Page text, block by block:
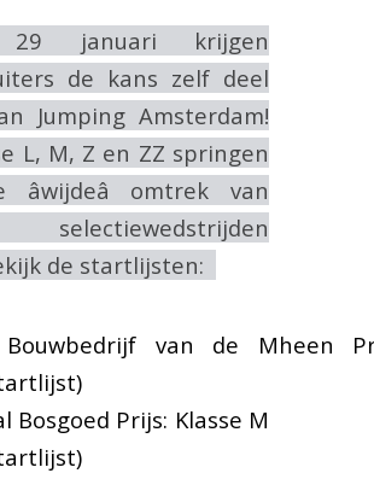
29 januari krijgen
de kans zelf deel
Jumping Amsterdam!
L, M, Z en ZZ springen
omtrek van
selectiewedstrijden
de startlijsten:
Bouwbedrijf van de Mheen
Bosgoed Prijs: Klasse M